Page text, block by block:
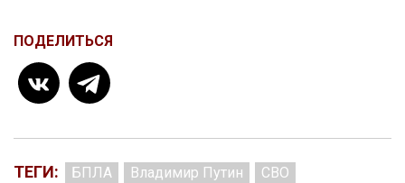
ПОДЕЛИТЬСЯ
ТЕГИ: БПЛА Владимир Путин СВО